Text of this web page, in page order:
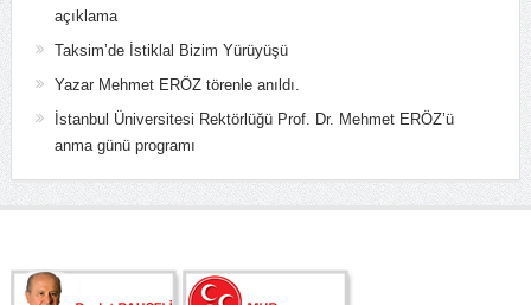
açıklama
Taksim’de İstiklal Bizim Yürüyüşü
Yazar Mehmet ERÖZ törenle anıldı.
İstanbul Üniversitesi Rektörlüğü Prof. Dr. Mehmet ERÖZ’ü
anma günü programı